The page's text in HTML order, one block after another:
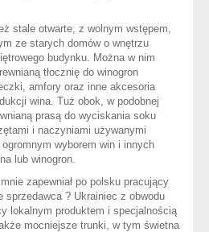
stale otwarte, z wolnym wstępem,
ze starych domów o wnętrzu
budynku. Można w nim
tłocznię do winogron
amfory oraz inne akcesoria
wina. Tuż obok, w podobnej
prasą do wyciskania soku
i naczyniami używanymi
wyborem win i innych
lub winogron.
zapewniał po polsku pracujący
? Ukrainiec z obwodu
lokalnym produktem i specjalnością
mocniejsze trunki, w tym świetna